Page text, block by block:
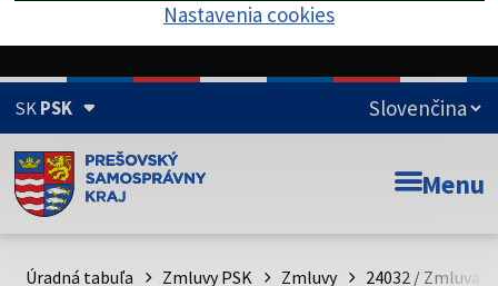
Nastavenia cookies
SKPSK
Doména psk.sk je oficiálna
Toto je oficiálna webová stránka Prešovského
psk.sk.
Menu
Úradná tabuľa Zmluvy PSK Zmluvy 24032 / Zmluva